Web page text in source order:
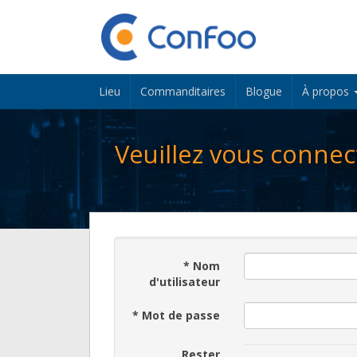
Lieu Commanditaires Blogue À propos
Veuillez vous
* Nom
d'utilisateur
* Mot de passe